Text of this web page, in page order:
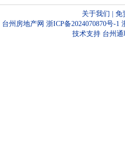
关于我们
免
台州房地产网 浙ICP备2024070870号-1
技术支持 台州